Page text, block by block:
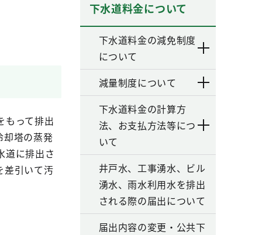
もって排出
却塔の蒸発
道に排出さ
差引いて汚
下水道料金について
下水道料金の減免制度
について
減量制度について
下水道料金の計算方
法、お支払方法等につ
いて
井戸水、工事湧水、ビル
湧水、雨水利用水を排出
される際の届出について
届出内容の変更・公共下